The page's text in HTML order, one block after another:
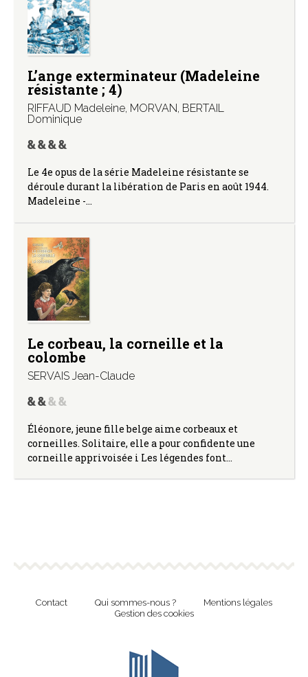
L’ange exterminateur (Madeleine
résistante ; 4)
RIFFAUD Madeleine, MORVAN, BERTAIL
Dominique
Le 4e opus de la série Madeleine résistante se
déroule durant la libération de Paris en août 1944.
Madeleine -…
Le corbeau, la corneille et la
colombe
SERVAIS Jean-Claude
Éléonore, jeune fille belge aime corbeaux et
corneilles. Solitaire, elle a pour confidente une
corneille apprivoisée i Les légendes font…
Contact Qui sommes-nous ?
Mentions légales
Gestion des cookies